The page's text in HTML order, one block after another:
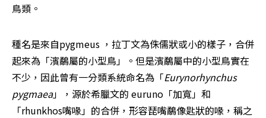
鳥類。
種名是來自pygmeus ，拉丁文為侏儒狀或小的樣子，合併
起來為「濱鷸屬的小型鳥」。但是濱鷸屬中的小型鳥實在
不少，因此曾有一分類系統命名為「Eurynorhynchus
pygmaea」，源於希臘文的 euruno「加寬」和
「rhunkhos嘴喙」的合併，形容琵嘴鷸像匙狀的喙，稱之